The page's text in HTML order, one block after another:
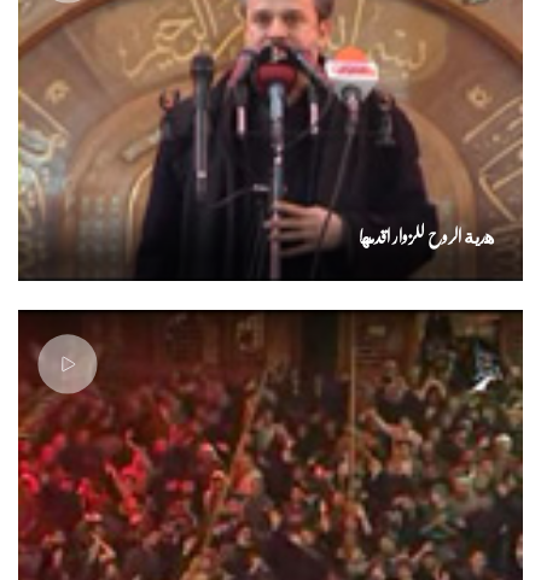
هدية الروح للزوار اقدمها